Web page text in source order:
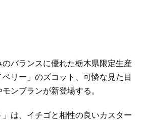
バランスに優れた栃木県限定生産
リー」のズコット、可憐な見た目
ンブランが新登場する。
」は、イチゴと相性の良いカスター